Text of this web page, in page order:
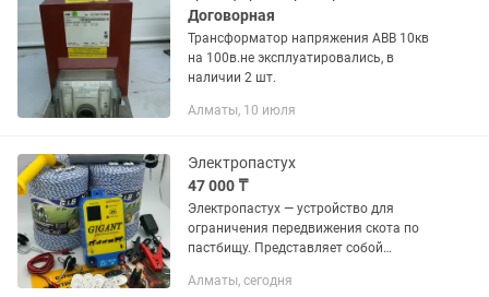
Договорная
Трансформатор напряжения АВВ 10кв
на 100в.не эксплуатировались, в
наличии 2 шт.
Алматы, 10 июля
Электропастух
47 000 ₸
Электропастух — устройство для
ограничения передвижения скота по
пастбищу. Представляет собой
проволоки под напряжением, которая
Алматы, сегодня